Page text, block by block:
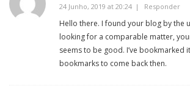
24 Junho, 2019 at 20:24 Responder
Hello there. I found your blog by the
looking for a comparable matter,
seems to be good. I’ve bookmarked
bookmarks to come back then.